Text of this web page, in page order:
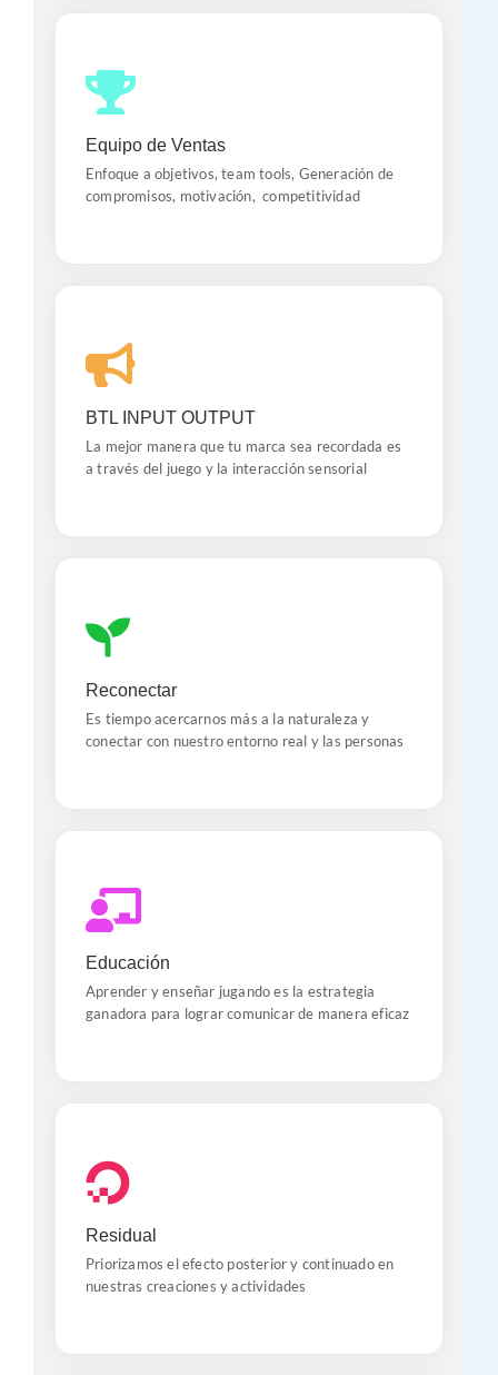
Equipo de Ventas
Enfoque a objetivos, team tools, Generación de
compromisos, motivación, competitividad
equipo de ventas en actividades y procesos que
generen motivación y competencia.
BTL INPUT OUTPUT
La mejor manera que tu marca sea recordada es
a través del juego y la interacción sensorial
te entregaremos una herramienta lúdica efectiva
para tu objetivo
Reconectar
Es tiempo acercarnos más a la naturaleza y
conectar con nuestro entorno real y las personas
naturaleza, desarrollamos desde talleres in-door
hasta días lúdicos de campo
Educación
Aprender y enseñar jugando es la estrategia
ganadora para lograr comunicar de manera eficaz
cognitivo obliga a la mente a activar su modo
aprendizaje de manera natural
Residual
Priorizamos el efecto posterior y continuado en
nuestras creaciones y actividades
andando procesos después de las actividades
realizadas en campo